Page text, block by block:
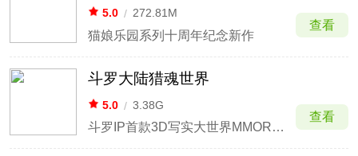
5.0 / 272.81M
猫娘乐园系列十周年纪念新作
查看
斗罗大陆猎魂世界
5.0 / 3.38G
斗罗IP首款3D写实大世界MMORPG
查看